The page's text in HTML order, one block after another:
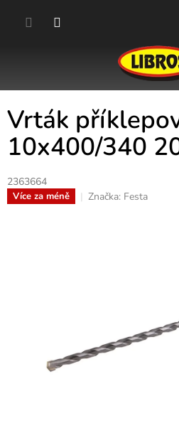
Vrták
10x400/340
2363664
Více za méně Značka: Festa